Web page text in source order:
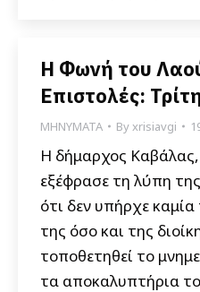
Η Φωνή του
Επιστολές:
ΜΗΝΥΜΑΤΑ Byxrisiavgi
Η δήμαρχος
εξέφρασε τη λύπη
ότι δεν υπήρχε
της όσο και της
τοποθετηθεί το
τα αποκαλυπτήρια